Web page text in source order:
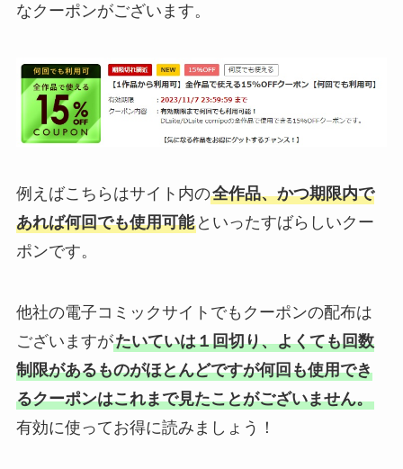
なクーポンがございます。
例えばこちらはサイト内の全作品、かつ期限内で
あれば何回でも使用可能といったすばらしいクー
ポンです。
他社の電子コミックサイトでもクーポンの配布は
ございますがたいていは１回切り、よくても回数
制限があるものがほとんどですが何回も使用でき
るクーポンはこれまで見たことがございません。
有効に使ってお得に読みましょう！